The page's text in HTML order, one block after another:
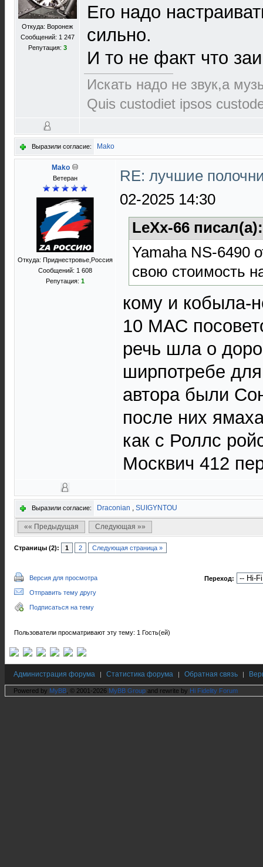
Откуда: Воронеж
Сообщений: 1 247
Репутация: 3
Его надо
сильно.
И то не факт что
Искать надо не звук,а
Quis custodiet ipsos
Выразили согласие: Mako
Mako
Ветеран
Откуда: Приднестровье,Россия
Сообщений: 1 608
Репутация: 1
RE: лучшие
02-2025 14:30
LeXx-66
Yamaha NS-6490
свою стоимость
кому и кобыла-
10 МАС
речь шла о
ширпотребе
автора были
после них
как с Роллс
Москвич 412
Выразили согласие: Draconian , SUIGYNTOU
«« Предыдущая Следующая »»
Страницы (2): 1 2 Следующая страница »
Версия для просмотра
Отправить тему другу
Подписаться на тему
Переход:
Пользователи просматривают эту тему: 1 Гость(ей)
Администрация форума | Статистика форума | Обратная связь |
Powered by MyBB , © 2001-2026 MyBB Group and rewrite by Hi Fidelity Forum